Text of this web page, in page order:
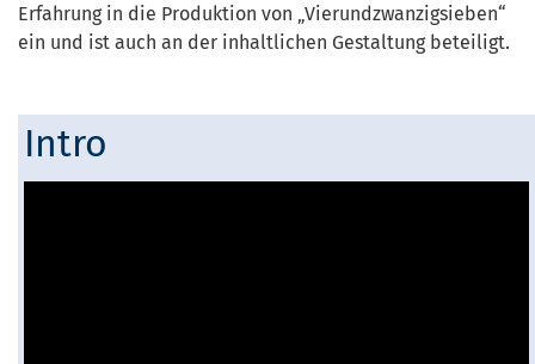
Erfahrung in die Produktion von „Vierundzwanzigsieben“
ein und ist auch an der inhaltlichen Gestaltung beteiligt.
Intro